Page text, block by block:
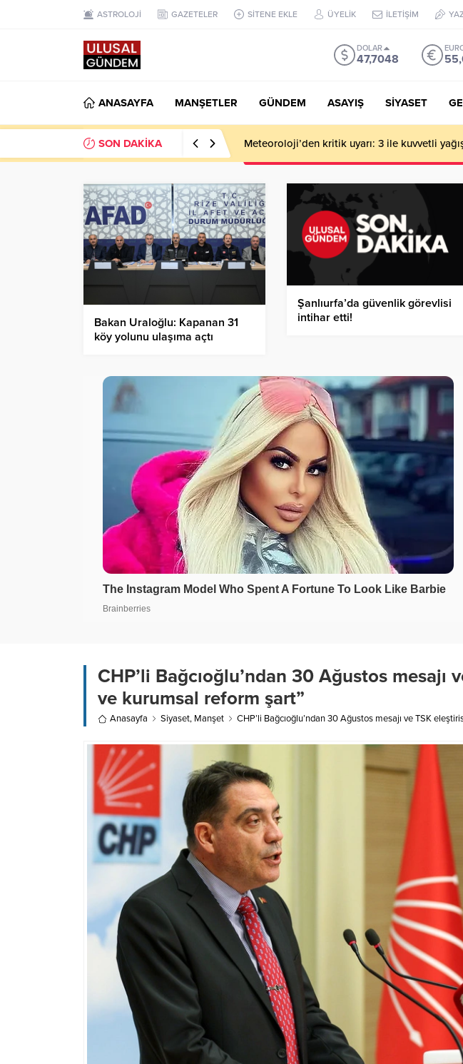
ASTROLOJİ GAZETELER SİTENE EKLE ÜYELİK İLETİŞİM
DOLAR
47,7048
ANASAYFA MANŞETLER GÜNDEM ASAYIŞ SİYASET
SON DAKİKA Meteoroloji’den kritik uyarı: 3 ile kuvvetli
Bakan Uraloğlu: Kapanan 31
köy yolunu ulaşıma açtı
Şanlıurfa’da güvenlik görevlisi
intihar etti!
CHP’li Bağcıoğlu’ndan 30 Ağustos mesajı
ve kurumsal reform şart”
Anasayfa Siyaset, Manşet CHP’li Bağcıoğlu’ndan 30 Ağustos mesajı ve TSK